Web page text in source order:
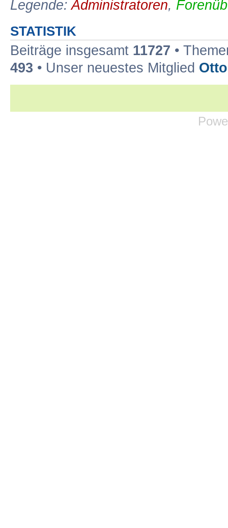
Legende:Administratoren,
STATISTIK
Beiträge insgesamt 11727 •
493 • Unser neuestes Mitglied